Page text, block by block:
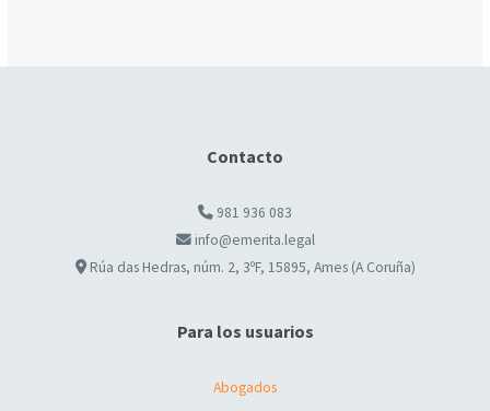
Contacto
981 936 083
info@emerita.legal
Rúa das Hedras, núm. 2, 3ºF, 15895, Ames (A Coruña)
Para los usuarios
Abogados